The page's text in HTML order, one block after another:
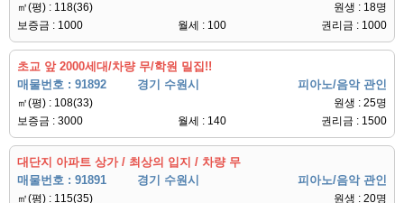
㎡(평) : 118(36)
원생 : 18명
보증금 : 1000
월세 : 100 권리금 : 1000
초교 앞 2000세대/차량 무/학원 밀집!!
매물번호 : 91892
경기 수원시 피아노/음악 관인
㎡(평) : 108(33)
원생 : 25명
보증금 : 3000
월세 : 140 권리금 : 1500
대단지 아파트 상가 / 최상의 입지 / 차량 무
매물번호 : 91891
경기 수원시 피아노/음악 관인
㎡(평) : 115(35)
원생 : 20명